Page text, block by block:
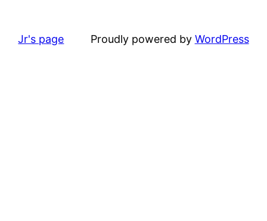
Jr's page Proudly powered by WordPress